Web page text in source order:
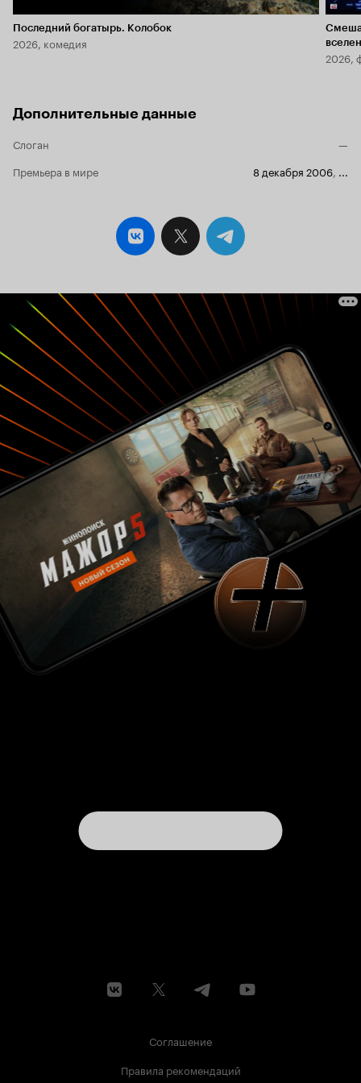
Последний богатырь. Колобок
2026, комедия
2026,
Дополнительные данные
Слоган
—
Премьера в мире
8 декабря 2006, ...
Соглашение
Правила рекомендаций